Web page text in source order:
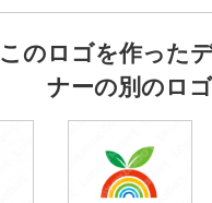
このロゴを作った
ナーの別のロゴ